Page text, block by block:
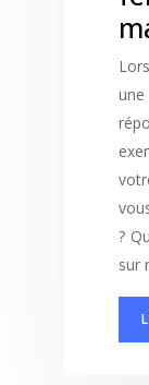
?
sur